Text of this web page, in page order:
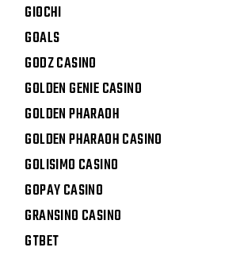
GIOCHI
GOALS
GODZ CASINO
GOLDEN GENIE CASINO
GOLDEN PHARAOH
GOLDEN PHARAOH CASINO
GOLISIMO CASINO
GOPAY CASINO
GRANSINO CASINO
GTBET